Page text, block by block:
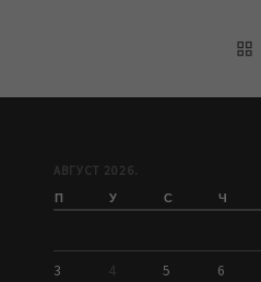
АВГУСТ 2026.
П У С Ч
3 4 5 6